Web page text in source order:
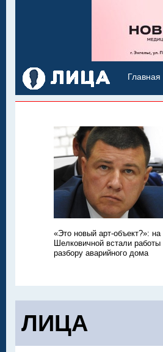
Главная
«Это новый арт-объект?»: на
Шелковичной встали работы
разбору аварийного дома
ЛИЦА